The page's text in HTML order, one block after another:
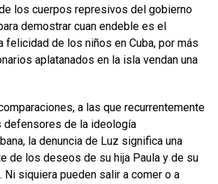
los cuerpos represivos del gobierno
demostrar cuan endeble es el
felicidad de los niños en Cuba, por más
aplatanados en la isla vendan una
a las que recurrentemente
defensores de la ideología
la denuncia de Luz significa una
de los deseos de su hija Paula y de su
Ni siquiera pueden salir a comer o a